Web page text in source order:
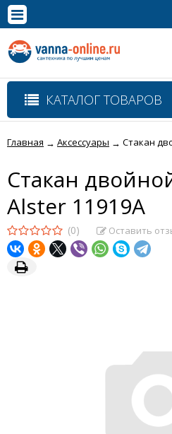
Полная версия сайта
КАТАЛОГ ТОВАРОВ
Главная → Аксессуары → Стакан
Стакан
Alster 11919A
(0) Оставить